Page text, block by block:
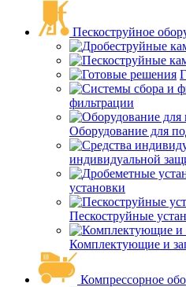
Пескоструйное
фильтрации
Оборудование для
индивидуальной
установки
Пескоструйные
Комплектующие и
Компрессорное